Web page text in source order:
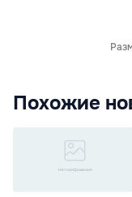
Похожие